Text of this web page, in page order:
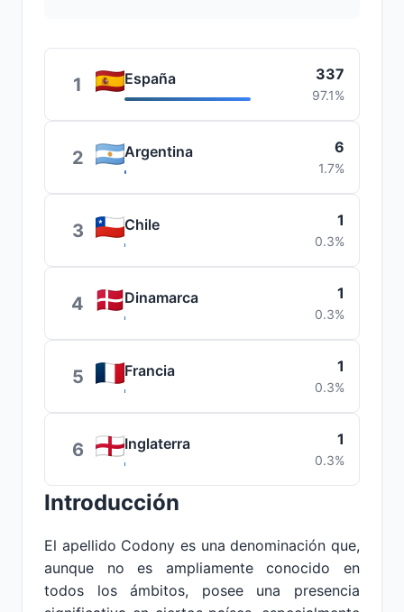
1 España 337
97.1%
2 Argentina 6
1.7%
3 Chile 1
0.3%
4 Dinamarca 1
0.3%
5 Francia 1
0.3%
6 Inglaterra 1
0.3%
Introducción
El apellido Codony es una denominación que,
aunque no es ampliamente conocido en
todos los ámbitos, posee una presencia